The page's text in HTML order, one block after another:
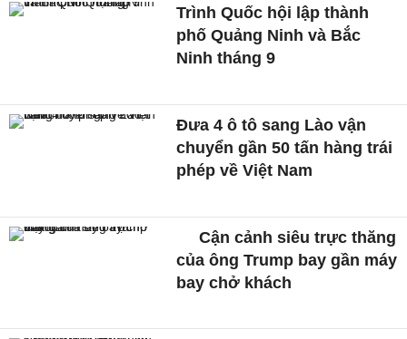
Trình Quốc hội lập thành
phố Quảng Ninh và Bắc
Ninh tháng 9
Đưa 4 ô tô sang Lào vận
chuyển gần 50 tấn hàng trái
phép về Việt Nam
Cận cảnh siêu trực thăng
của ông Trump bay gần máy
bay chở khách